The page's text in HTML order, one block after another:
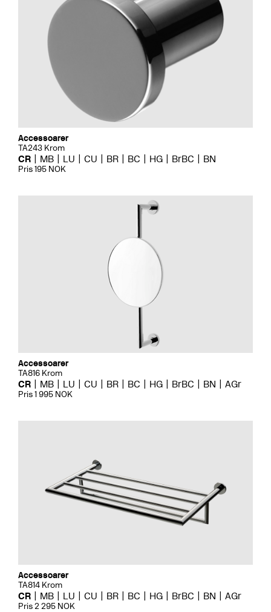
Accessoarer
TA243 Krom
CR MB LU CU BR BC HG BrBC BN
Pris 195 NOK
Accessoarer
TA816 Krom
CR MB LU CU BR BC HG BrBC BN AGr
Pris 1 995 NOK
Accessoarer
TA814 Krom
CR MB LU CU BR BC HG BrBC BN AGr
Pris 2 295 NOK